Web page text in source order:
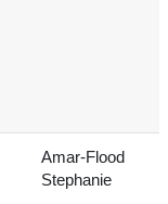
Amar-Flood
Stephanie